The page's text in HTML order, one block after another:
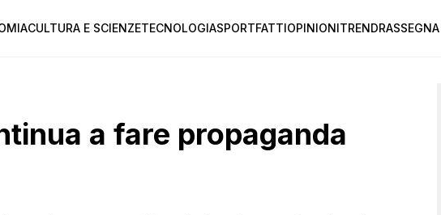
CULTURA E SCIENZETECNOLOGIASPORTFATTIOPINIONITREND
a fare propaganda